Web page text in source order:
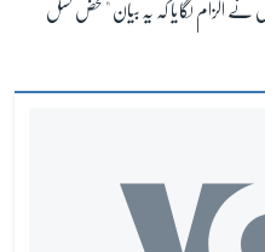
الزام لگایا کہ یہ بیان "محض نسل